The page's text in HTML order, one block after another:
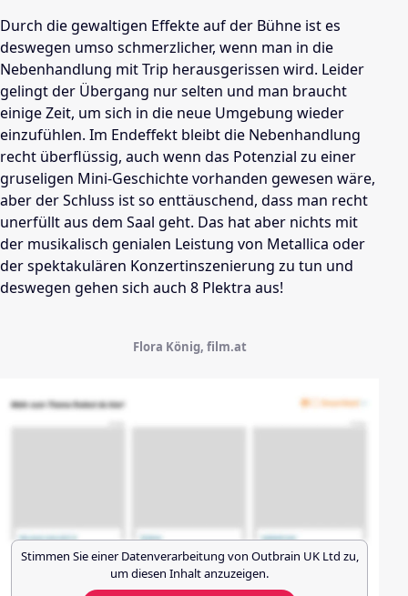
Durch die gewaltigen Effekte auf der Bühne ist es
deswegen umso schmerzlicher, wenn man in die
Nebenhandlung mit Trip herausgerissen wird. Leider
gelingt der Übergang nur selten und man braucht
einige Zeit, um sich in die neue Umgebung wieder
einzufühlen. Im Endeffekt bleibt die Nebenhandlung
recht überflüssig, auch wenn das Potenzial zu einer
gruseligen Mini-Geschichte vorhanden gewesen wäre,
aber der Schluss ist so enttäuschend, dass man recht
unerfüllt aus dem Saal geht. Das hat aber nichts mit
der musikalisch genialen Leistung von Metallica oder
der spektakulären Konzertinszenierung zu tun und
deswegen gehen sich auch 8 Plektra aus!
Flora König, film.at
Stimmen Sie einer Datenverarbeitung von Outbrain UK Ltd zu,
um diesen Inhalt anzuzeigen.